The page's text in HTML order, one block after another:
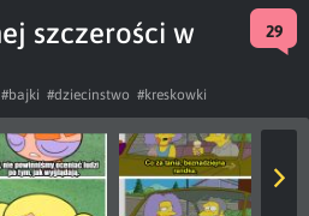
szczerości w
29
#bajki #dziecinstwo #kreskowki